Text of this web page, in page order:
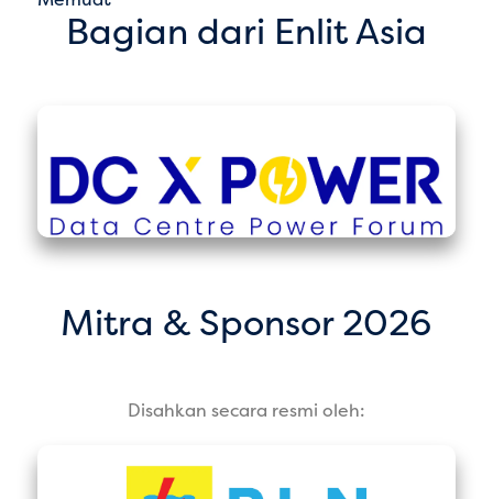
Bagian dari Enlit Asia
Mitra & Sponsor 2026
Disahkan secara resmi oleh: